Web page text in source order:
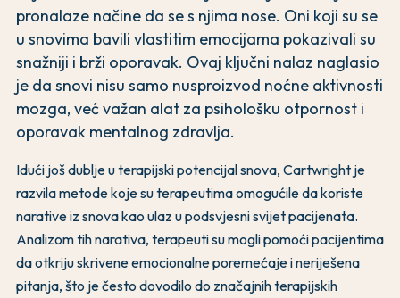
pronalaze načine da se s njima nose. Oni koji su se
u snovima bavili vlastitim emocijama pokazivali su
snažniji i brži oporavak. Ovaj ključni nalaz naglasio
je da snovi nisu samo nusproizvod noćne aktivnosti
mozga, već važan alat za psihološku otpornost i
oporavak mentalnog zdravlja.
Idući još dublje u terapijski potencijal snova, Cartwright je
razvila metode koje su terapeutima omogućile da koriste
narative iz snova kao ulaz u podsvjesni svijet pacijenata.
Analizom tih narativa, terapeuti su mogli pomoći pacijentima
da otkriju skrivene emocionalne poremećaje i neriješena
pitanja, što je često dovodilo do značajnih terapijskih